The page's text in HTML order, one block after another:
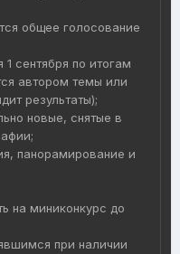
общее голосование
1 сентября по итогам
автором темы или
результаты);
новые, снятые в
панорамирование и
на миниконкурс до
при наличии